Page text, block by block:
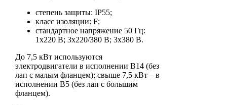
степень защиты: IP55;
класс изоляции: F;
стандартное напряжение 50 Гц:
1х220 В; 3x220/380 В; 3x380 В.
До 7,5 кВт используются
электродвигатели в исполнении B14 (без
лап с малым фланцем); свыше 7,5 кВт – в
исполнении B5 (без лап с большим
фланцем).